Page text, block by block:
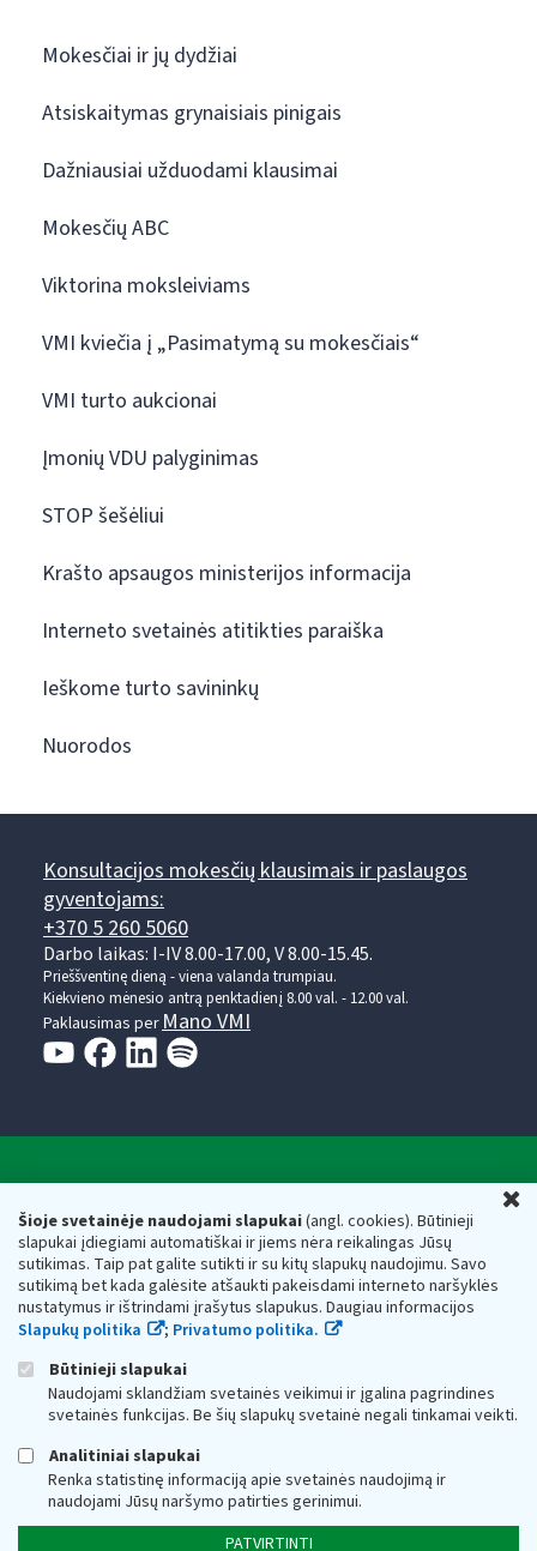
Šioje svetainėje naudojami slapukai(angl. cookies). Būtinieji
slapukai įdiegiami automatiškai ir jiems nėra reikalingas Jūsų
sutikimas. Taip pat galite sutikti ir su kitų slapukų naudojimu. Savo
sutikimą bet kada galėsite atšaukti pakeisdami interneto naršyklės
nustatymus ir ištrindami įrašytus slapukus. Daugiau informacijos
Slapukų politika
; Privatumo politika.
Būtinieji slapukai
Naudojami sklandžiam svetainės veikimui ir įgalina pagrindines
svetainės funkcijas. Be šių slapukų svetainė negali tinkamai veikti.
Analitiniai slapukai
Renka statistinę informaciją apie svetainės naudojimą ir
naudojami Jūsų naršymo patirties gerinimui.
PATVIRTINTI
Mokesčiai ir jų dydžiai
Atsiskaitymas grynaisiais pinigais
Dažniausiai užduodami klausimai
Mokesčių ABC
Viktorina moksleiviams
VMI kviečia į „Pasimatymą su mokesčiais“
VMI turto aukcionai
Įmonių VDU palyginimas
STOP šešėliui
Krašto apsaugos ministerijos informacija
Interneto svetainės atitikties paraiška
Ieškome turto savininkų
Nuorodos
Konsultacijos mokesčių klausimais ir paslaugos
gyventojams:
+370 5 260 5060
Darbo laikas: I-IV 8.00-17.00, V 8.00-15.45.
Prieššventinę dieną - viena valanda trumpiau.
Kiekvieno mėnesio antrą penktadienį 8.00 val. - 12.00 val.
Paklausimas per Mano VMI
Respublikos finansų ministerijos
Biudžetinė įstaiga. Juridinio asmens kodas — 188659752,
adresas: Vasario 16-osios g. 14, 01107 Vilnius, Lietuva, el.paštas:
vmi@vmi.lt, E. pristatymo dėžutės adresas 188659752
Duomenys apie Valstybinę mokesčių inspekciją prie Lietuvos
Respublikos finansų ministerijos kaupiami ir saugomi Juridinių